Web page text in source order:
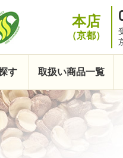
本店
（京都）
す 取扱い商品一覧